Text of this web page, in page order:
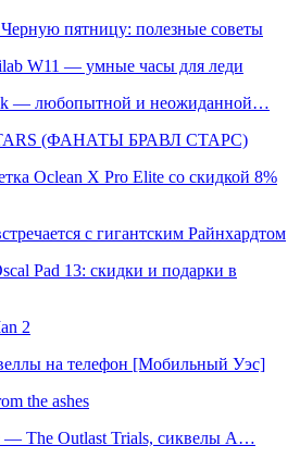
пятницу: полезные советы
W11 — умные часы для леди
— любопытной и неожиданной…
(ФАНАТЫ БРАВЛ СТАРС)
Oclean X Pro Elite со скидкой 8%
с гигантским Райнхардтом
Pad 13: скидки и подарки в
2
на телефон [Мобильный Уэс]
the ashes
— The Outlast Trials, сиквелы A…